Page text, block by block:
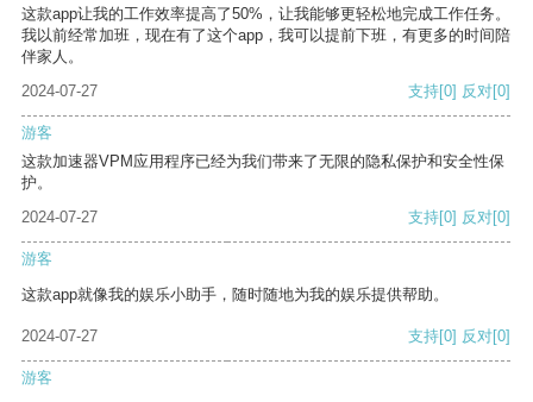
这款app让我的工作效率提高了50%，让我能够更轻松地完成工作任务。
我以前经常加班，现在有了这个app，我可以提前下班，有更多的时间陪
伴家人。
2024-07-27
支持[0] 反对[0]
游客
这款加速器VPM应用程序已经为我们带来了无限的隐私保护和安全性保
护。
2024-07-27
支持[0] 反对[0]
游客
这款app就像我的娱乐小助手，随时随地为我的娱乐提供帮助。
2024-07-27 支持[0] 反对[0]
游客